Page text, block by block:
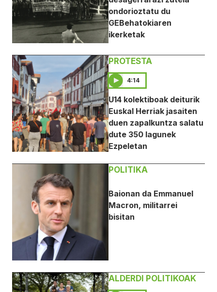
ondorioztatu du
GEBehatokiaren
ikerketak
PROTESTA
4:14
U14 kolektiboak deiturik
Euskal Herriak jasaiten
duen zapalkuntza salatu
dute 350 lagunek
Ezpeletan
POLITIKA
Baionan da Emmanuel
Macron, militarrei
bisitan
ALDERDI POLITIKOAK